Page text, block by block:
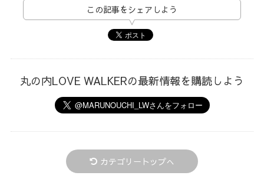
この記事をシェアしよう
丸の内LOVE WALKERの最新情報を購読しよう
カテゴリートップへ